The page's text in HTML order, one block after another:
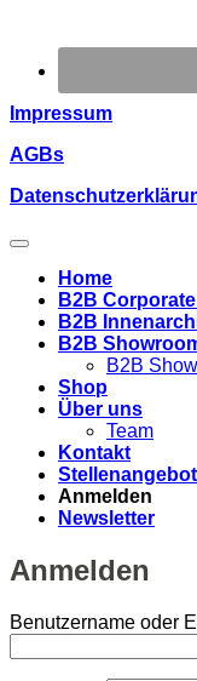
Impressum
AGBs
Home
B2B
B2B
B2B
B2B
Shop
Über uns
Team
Kontakt
Anmelden
Newsletter
Anmelden
Benutzername oder